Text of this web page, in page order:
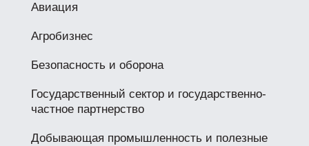
Авиация
Агробизнес
Безопасность и оборона
Государственный сектор и государственно-
частное партнерство
Добывающая промышленность и полезные